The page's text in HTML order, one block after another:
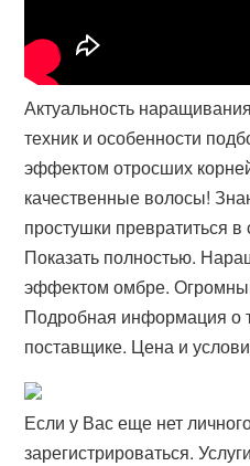
Актуальность
техник и особенности
эффектом отросших
качественные волосы!
простушки превратиться в
Показать полностью.
эффектом омбре.
Подробная информация о
поставщике. Цена и
Если у Вас еще нет
зарегистрироваться.